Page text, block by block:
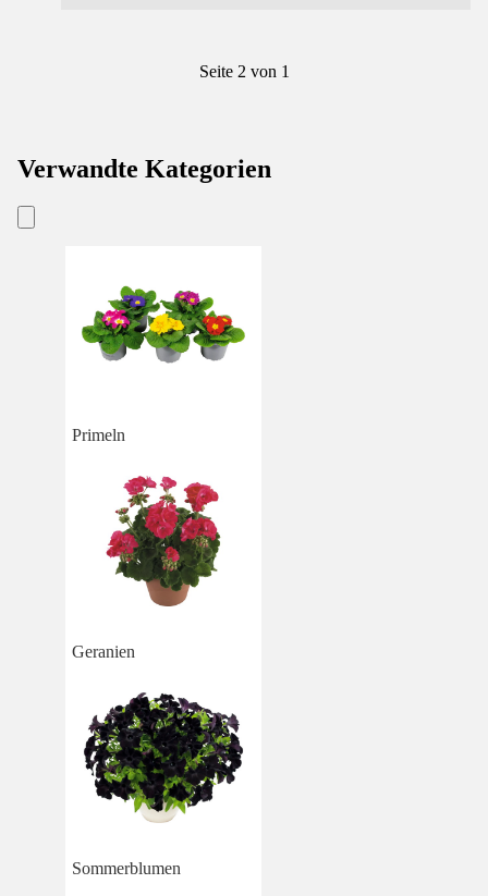
Seite 2 von 1
Verwandte Kategorien
Primeln
Geranien
Sommerblumen